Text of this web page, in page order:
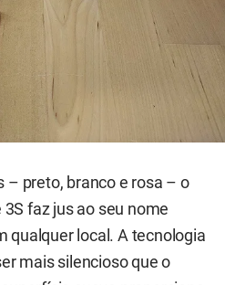
– preto, branco e rosa – o
faz jus ao seu nome
qualquer local. A tecnologia
mais silencioso que o